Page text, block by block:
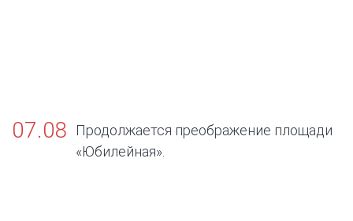
07.08
Продолжается преображение площади
«Юбилейная».